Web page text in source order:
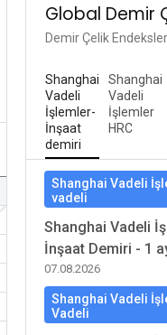
Global Demir
Demir Çelik
Shanghai
Vadeli
İşlemler-
İnşaat
demiri
Shanghai
Vadeli
İşlemler
HRC
Shanghai Vadeli
vadeli
Shanghai Vadeli
İnşaat Demiri - 1
07.08.2026
Shanghai Vadeli
Vadeli